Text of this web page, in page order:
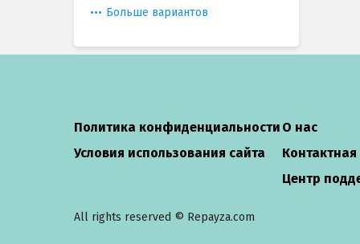
Больше вариантов
Политика конфиденциальности
Условия использования сайта
О нас
Центр
All rights reserved © Repayza.com